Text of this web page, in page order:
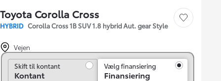
Toyota Corolla Cross
HYBRID Corolla Cross 1B SUV 1.8 hybrid Aut. gear Style
Gem bil
Vejen
Skift til kontant
Skift til kontant
Kontant
Vælg finansiering
Finansiering